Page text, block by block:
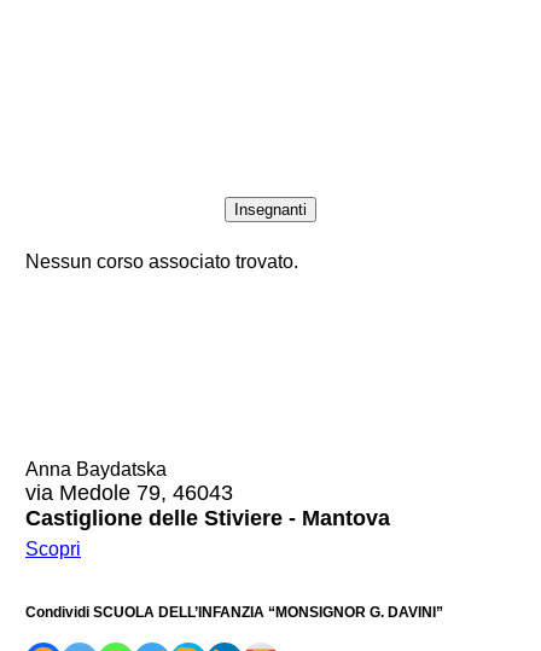
Insegnanti
Nessun corso associato trovato.
Anna Baydatska
via Medole 79, 46043
Castiglione delle Stiviere - Mantova
Scopri
Condividi SCUOLA DELL’INFANZIA “MONSIGNOR G. DAVINI”